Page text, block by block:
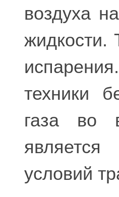
воздуха
жидкости.
техники
газа во
условий